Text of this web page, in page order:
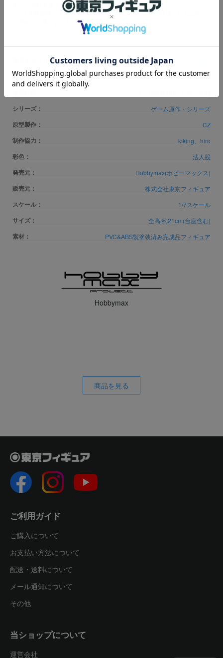
す。上限数を超え数量はキャンセル扱いとなります。
※ご注文確定後のキャンセルにおきましては、一切お受け致しかねますの
で予めご了承ください。
JANコード 4573451878758
シリーズ： ゲーム原作・シリーズ
原型製作： CZ
制作協力： kiking、hiro
彩色： 法人股
発売元： Hobbymax(ホビーマックス)
販売元： 株式会社東京フィギュア
スケール： 1/7スケール
サイズ： 全高:約21cm(台座含む)
素材： PVC&ABS製塗装済み完成品フィギュア
Hobbymax
商品を見る
ご利用ガイド
ご購入について
お支払い方法について
配送・送料について
メール通知について
その他
当ショップについて
運営会社